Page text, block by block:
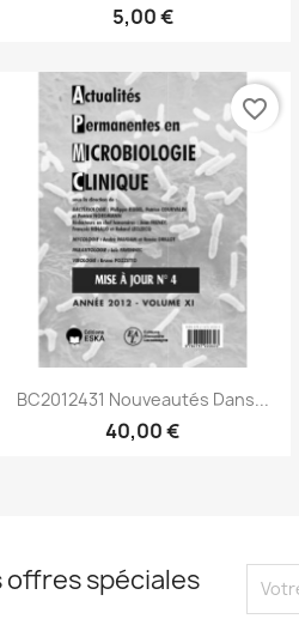
5,00 €
Aperçu rapide
BC2012431 Nouveautés Dans...
40,00 €
favorite_border
offres spéciales